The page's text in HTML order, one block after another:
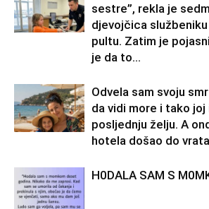
sestre”, rekla je
djevojčica
pultu. Zatim je
je da to...
Odvela sam svoju
da vidi more i tako joj
posljednju želju. A
hotela došao do
H0DALA SAM S